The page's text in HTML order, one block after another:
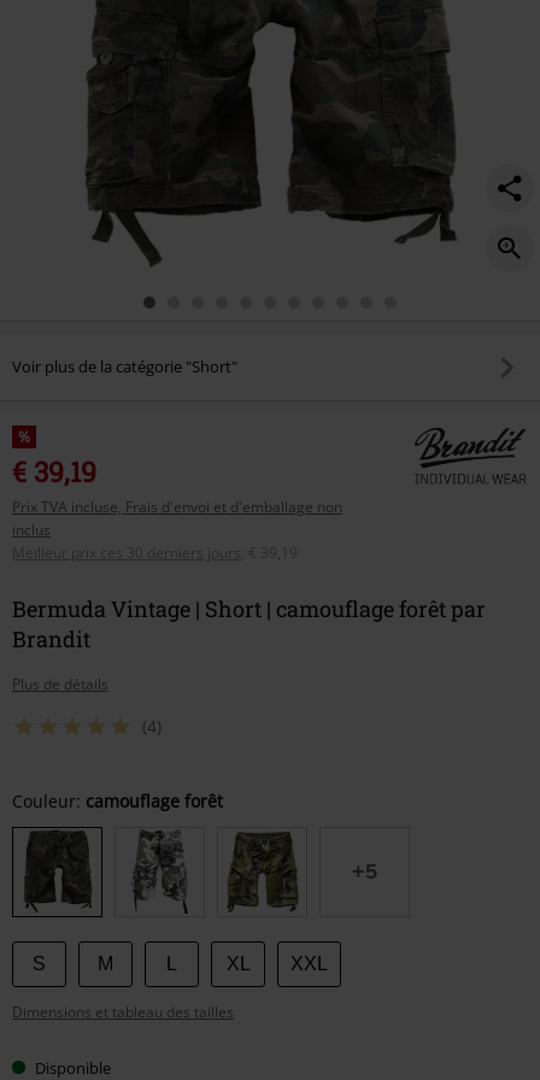
Voir plus de la catégorie "Short"
%
€ 39,19
Prix TVA incluse, Frais d'envoi et d'emballage non
inclus
Meilleur prix ces 30 derniers jours
€ 39,19
Bermuda Vintage | Short | camouflage forêt par
Brandit
Plus de détails
(4)
Choisissez
votre
taille
Couleur: camouflage forêt
+5
S M XL XXL
Dimensions et tableau des tailles
Disponible